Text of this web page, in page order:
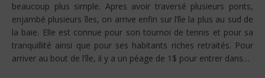
beaucoup plus simple. Apres avoir traversé plusieurs ponts,
enjambé plusieurs îles, on arrive enfin sur l’île la plus au sud de
la baie. Elle est connue pour son tournoi de tennis et pour sa
tranquillité ainsi que pour ses habitants riches retraités. Pour
arriver au bout de l’île, il y a un péage de 1$ pour entrer dans…